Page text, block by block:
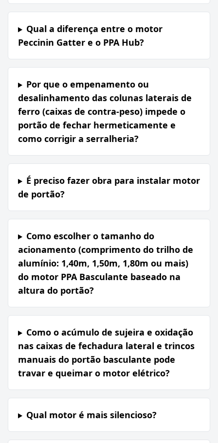
Qual a diferença entre o motor
Peccinin Gatter e o PPA Hub?
Por que o empenamento ou
desalinhamento das colunas laterais de
ferro (caixas de contra-peso) impede o
portão de fechar hermeticamente e
como corrigir a serralheria?
É preciso fazer obra para instalar motor
de portão?
Como escolher o tamanho do
acionamento (comprimento do trilho de
alumínio: 1,40m, 1,50m, 1,80m ou mais)
do motor PPA Basculante baseado na
altura do portão?
Como o acúmulo de sujeira e oxidação
nas caixas de fechadura lateral e trincos
manuais do portão basculante pode
travar e queimar o motor elétrico?
Qual motor é mais silencioso?